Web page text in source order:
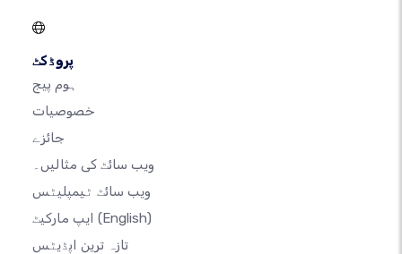
پروڈکٹ
ہوم پیج
خصوصیات
جائزے
ویب سائٹ کی مثالیں۔
ویب سائٹ ٹیمپلیٹس
(English)
تازہ ترین اپڈیٹس